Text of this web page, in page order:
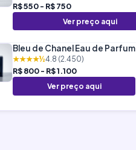
R$ 550 - R$ 750
Ver preço aqui
Bleu de Chanel Eau de Parfum
★★★★½4.8 (2.450)
R$ 800 - R$ 1.100
Ver preço aqui